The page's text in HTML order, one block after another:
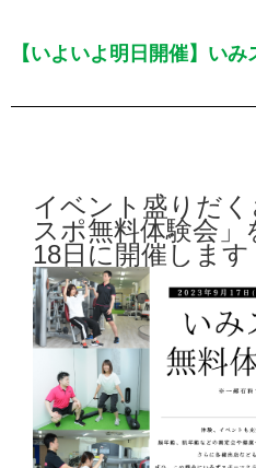
【いよいよ明日開催】い
イベント盛りだ
スポ無料体験会」
18日に開催します